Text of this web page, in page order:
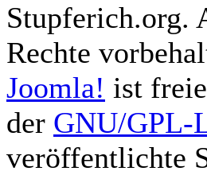
Stupferich.org.
Rechte
Joomla! ist
der GNU/GPL-
veröffentlichte